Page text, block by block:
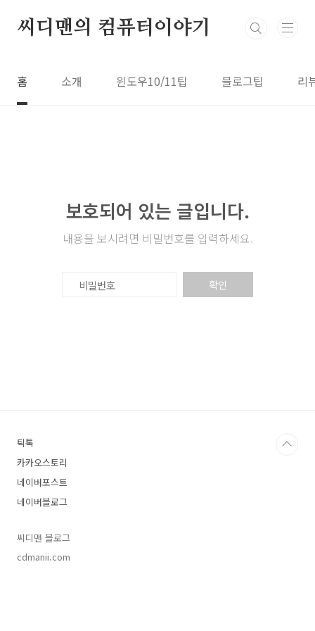
씨디맨의 컴퓨터이야기
홈 소개 윈도우10/11팁 블로그팁 리
보호되어 있는 글입니다.
내용을 보시려면 비밀번호를 입력하세요.
확인
틱톡
카카오스토리
네이버포스트
네이버블로그
씨디맨 블로그
cdmanii.com